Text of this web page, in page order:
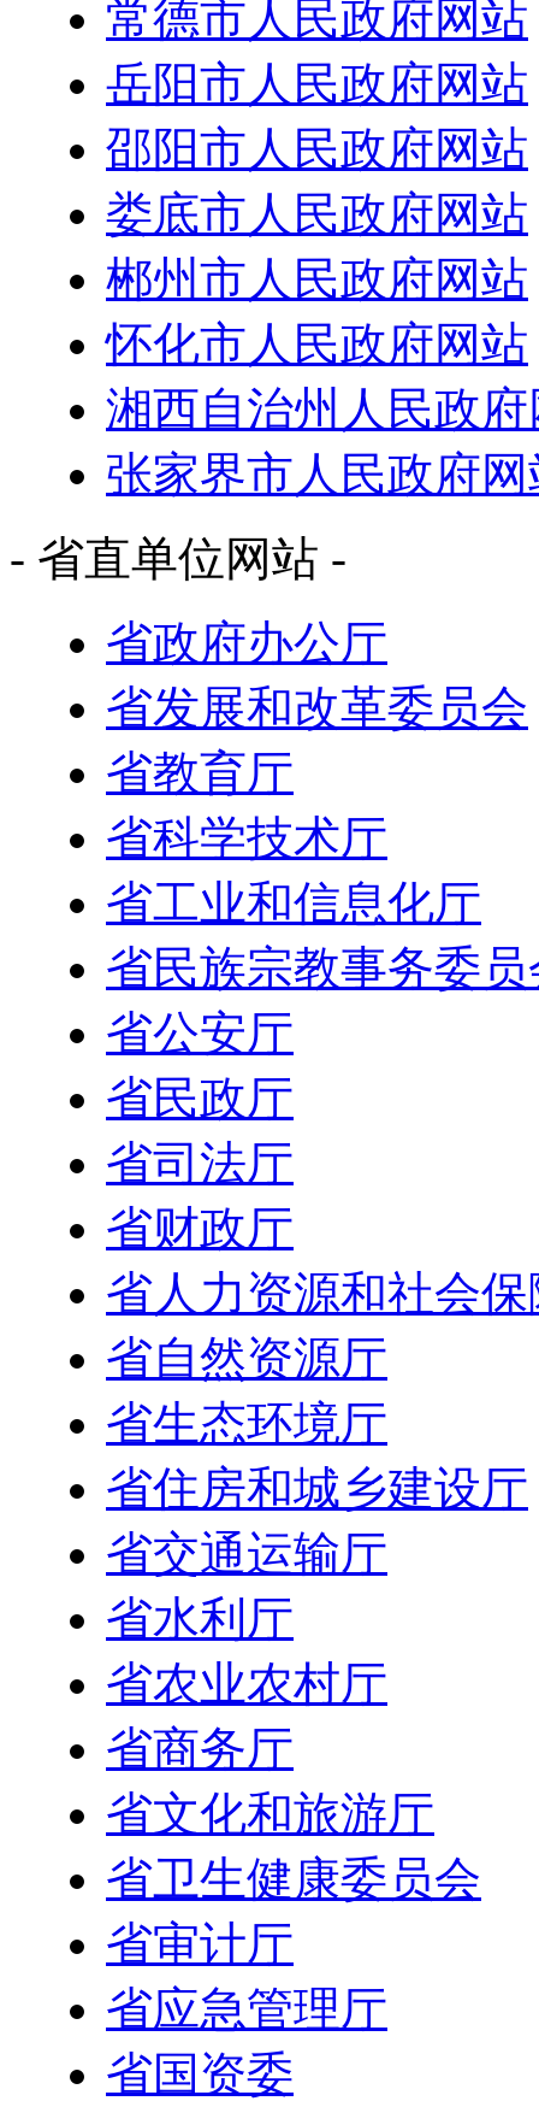
常德市人民政府网站
岳阳市人民政府网站
邵阳市人民政府网站
娄底市人民政府网站
郴州市人民政府网站
怀化市人民政府网站
湘西自治州人民政
张家界市人民政府网
- 省直单位网站 -
省政府办公厅
省发展和改革委员会
省教育厅
省科学技术厅
省工业和信息化厅
省民族宗教事务委员
省公安厅
省民政厅
省司法厅
省财政厅
省人力资源和社会
省自然资源厅
省生态环境厅
省住房和城乡建设厅
省交通运输厅
省水利厅
省农业农村厅
省商务厅
省文化和旅游厅
省卫生健康委员会
省审计厅
省应急管理厅
省国资委